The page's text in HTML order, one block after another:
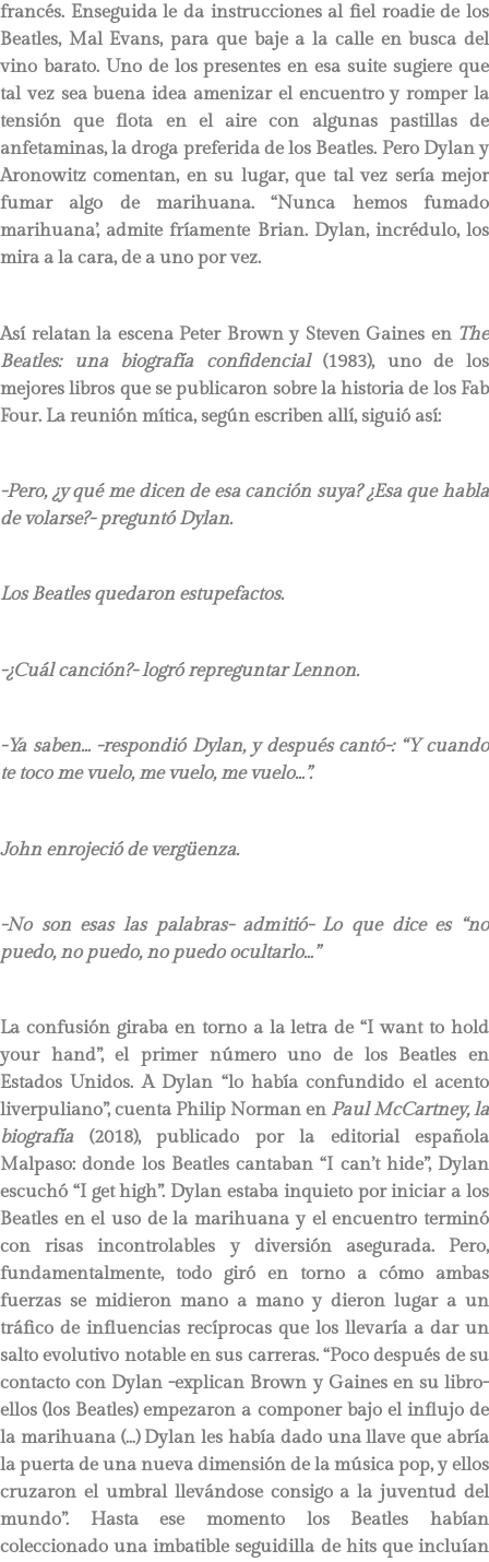
francés. Enseguida le da instrucciones al fiel roadie de los
Beatles, Mal Evans, para que baje a la calle en busca del
vino barato. Uno de los presentes en esa suite sugiere que
tal vez sea buena idea amenizar el encuentro y romper la
tensión que flota en el aire con algunas pastillas de
anfetaminas, la droga preferida de los Beatles. Pero Dylan y
Aronowitz comentan, en su lugar, que tal vez sería mejor
fumar algo de marihuana. “Nunca hemos fumado
marihuana’, admite fríamente Brian. Dylan, incrédulo, los
mira a la cara, de a uno por vez.
Así relatan la escena Peter Brown y Steven Gaines en The
Beatles: una biografía confidencial (1983), uno de los
mejores libros que se publicaron sobre la historia de los Fab
Four. La reunión mítica, según escriben allí, siguió así:
-Pero, ¿y qué me dicen de esa canción suya? ¿Esa que habla
de volarse?- preguntó Dylan.
Los Beatles quedaron estupefactos.
-¿Cuál canción?- logró repreguntar Lennon.
-Ya saben… -respondió Dylan, y después cantó-: “Y cuando
te toco me vuelo, me vuelo, me vuelo…”.
John enrojeció de vergüenza.
-No son esas las palabras- admitió- Lo que dice es “no
puedo, no puedo, no puedo ocultarlo…”
La confusión giraba en torno a la letra de “I want to hold
your hand”, el primer número uno de los Beatles en
Estados Unidos. A Dylan “lo había confundido el acento
liverpuliano”, cuenta Philip Norman en Paul McCartney, la
biografía(2018), publicado por la editorial española
Malpaso: donde los Beatles cantaban “I can’t hide”, Dylan
escuchó “I get high”. Dylan estaba inquieto por iniciar a los
Beatles en el uso de la marihuana y el encuentro terminó
con risas incontrolables y diversión asegurada. Pero,
fundamentalmente, todo giró en torno a cómo ambas
fuerzas se midieron mano a mano y dieron lugar a un
tráfico de influencias recíprocas que los llevaría a dar un
salto evolutivo notable en sus carreras. “Poco después de su
contacto con Dylan -explican Brown y Gaines en su libro-
ellos (los Beatles) empezaron a componer bajo el influjo de
la marihuana (…) Dylan les había dado una llave que abría
la puerta de una nueva dimensión de la música pop, y ellos
cruzaron el umbral llevándose consigo a la juventud del
mundo”. Hasta ese momento los Beatles habían
coleccionado una imbatible seguidilla de hits que incluían